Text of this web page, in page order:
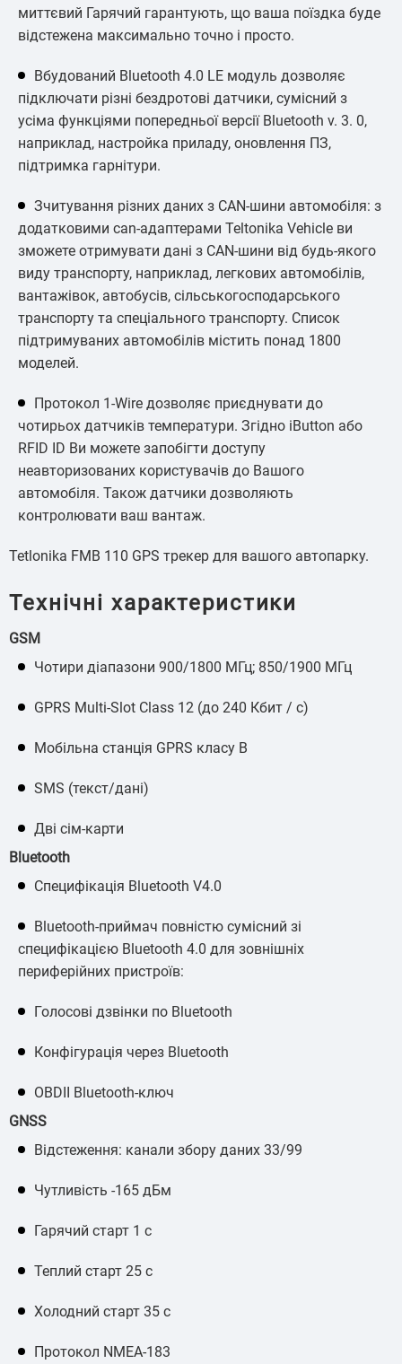
миттєвий Гарячий гарантують, що ваша поїздка буде
відстежена максимально точно і просто.
Вбудований Bluetooth 4.0 LE модуль дозволяє
підключати різні бездротові датчики, сумісний з
усіма функціями попередньої версії Bluetooth v. 3. 0,
наприклад, настройка приладу, оновлення ПЗ,
підтримка гарнітури.
Зчитування різних даних з CAN-шини автомобіля: з
додатковими can-адаптерами Teltonika Vehicle ви
зможете отримувати дані з CAN-шини від будь-якого
виду транспорту, наприклад, легкових автомобілів,
вантажівок, автобусів, сільськогосподарського
транспорту та спеціального транспорту. Список
підтримуваних автомобілів містить понад 1800
моделей.
Протокол 1-Wire дозволяє приєднувати до
чотирьох датчиків температури. Згідно iButton або
RFID ID Ви можете запобігти доступу
неавторизованих користувачів до Вашого
автомобіля. Також датчики дозволяють
контролювати ваш вантаж.
Tetlonika FMB 110 GPS трекер для вашого автопарку.
Технічні характеристики
GSM
Чотири діапазони 900/1800 МГц; 850/1900 МГц
GPRS Multi-Slot Class 12 (до 240 Кбит / с)
Мобільна станція GPRS класу B
SMS (текст/дані)
Дві сім-карти
Bluetooth
Специфікація Bluetooth V4.0
Bluetooth-приймач повністю сумісний зі
специфікацією Bluetooth 4.0 для зовнішніх
периферійних пристроїв:
Голосові дзвінки по Bluetooth
Конфігурація через Bluetooth
OBDII Bluetooth-ключ
GNSS
Відстеження: канали збору даних 33/99
Чутливість -165 дБм
Гарячий старт 1 с
Теплий старт 25 с
Холодний старт 35 с
Протокол NMEA-183